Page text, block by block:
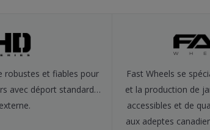
robustes et fiables pour
avec déport standard…
Fast Wheels se
et la production de
accessibles et de
aux adeptes